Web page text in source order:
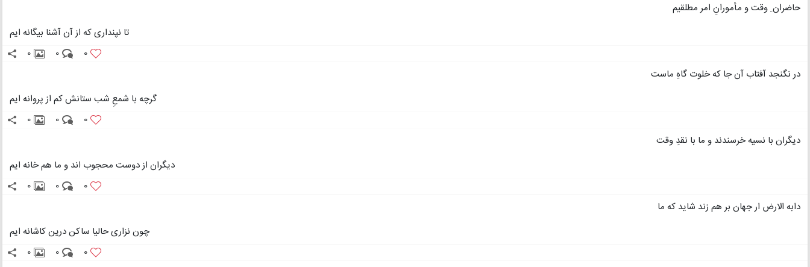
حاضران ِ وقت و مأمورانِ امر مطلقیم
تا نپنداری که از آن آشنا بیگانه ایم
0
0
0
در نگنجد آفتاب آن جا که خلوت گاهِ ماست
گرچه با شمعِ شب ستانش کم از پروانه ایم
0
0
0
دیگران با نسیه خرسندند و ما با نقدِ وقت
دیگران از دوست محجوب اند و ما هم خانه ایم
0
0
0
دابه الارض ار جهان بر هم زند شاید که ما
چون نزاری حالیا ساکن درین کاشانه ایم
0
0
0